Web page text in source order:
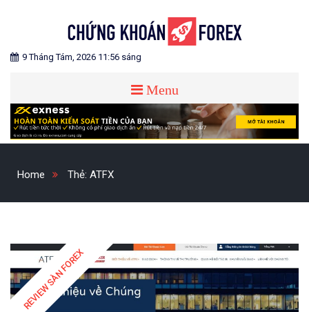
CHỨNG KHOÁN FOREX
Blog chia sẻ về Chứng Khoán và Forex
9 Tháng Tám, 2026 11:56 sáng
Menu
Home Thẻ: ATFX
REVIEW SÀN FOREX